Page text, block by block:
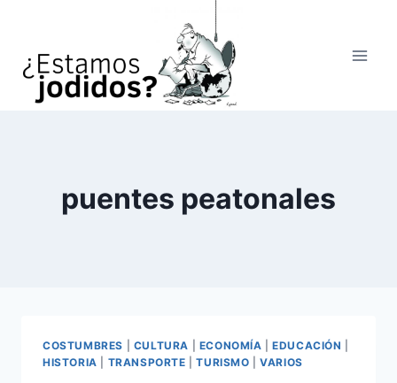
contenido
puentes peatonales
COSTUMBRES CULTURA ECONOMÍA |EDUCACIÓN
HISTORIA
TRANSPORTE |TURISMO |VARIOS